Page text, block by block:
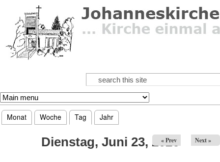
Direkt zum Inhalt
Suchformular
Suche
Haupt-Reiter
Monat Woche Tag (aktiver Reiter)
Jahr
Dienstag, Juni 23, 2026
« Prev Next »